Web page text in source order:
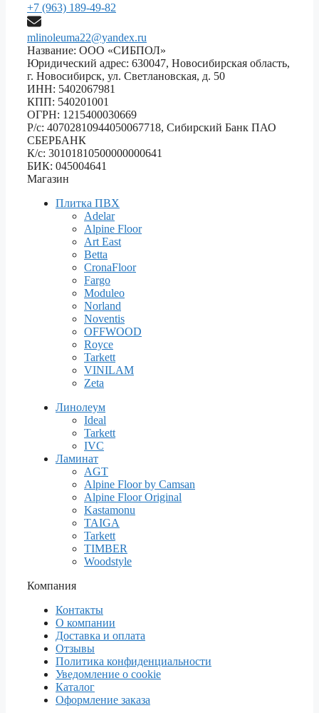
+7 (963) 189-49-82
mlinoleuma22@yandex.ru
Название: ООО «СИБПОЛ»
Юридический адрес: 630047, Новосибирская область,
г. Новосибирск, ул. Светлановская, д. 50
ИНН: 5402067981
КПП: 540201001
ОГРН: 1215400030669
Р/с: 40702810944050067718, Сибирский Банк ПАО
СБЕРБАНК
К/с: 30101810500000000641
БИК: 045004641
Магазин
Плитка ПВХ
Adelar
Alpine Floor
Art East
Betta
CronaFloor
Fargo
Moduleo
Norland
Noventis
OFFWOOD
Royce
Tarkett
VINILAM
Zeta
Линолеум
Ideal
Tarkett
IVC
Ламинат
AGT
Alpine Floor by Camsan
Alpine Floor Original
Kastamonu
TAIGA
Tarkett
TIMBER
Woodstyle
Компания
Контакты
О компании
Доставка и оплата
Отзывы
Политика конфиденциальности
Уведомление о cookie
Каталог
Оформление заказа